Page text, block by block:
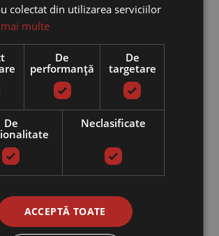
colectat din utilizarea serviciilor
multe
De
performanță
De
targetare
De
Neclasificate
ACCEPTĂ TOATE